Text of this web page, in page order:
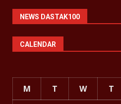
NEWS DASTAK100
CALENDAR
M T W T